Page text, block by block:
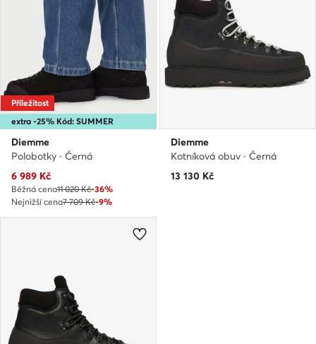
extra -25% Kód: SUMMER
Příležitost
Diemme
Polobotky · Černá
Aktuální cena
6 989 Kč
Běžná cena11 020 Kč-36%
Nejnižší cena7 709 Kč-9%
Diemme
Kotníková obuv · Černá
13 130 Kč